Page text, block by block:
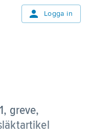
Logga in
greve,